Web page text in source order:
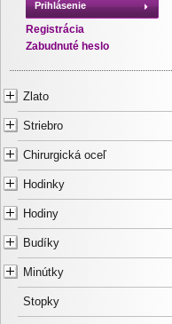
Prihlásenie
Registrácia
Zabudnuté heslo
Zlato
Striebro
Chirurgická oceľ
Hodinky
Hodiny
Budíky
Minútky
Stopky